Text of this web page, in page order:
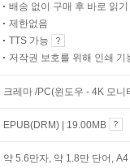
배송 없이 구매 후 바로 읽기
제한없음
TTS 가능
저작권 보호를 위해 인쇄 기
크레마 /PC(윈도우 - 4K 모
EPUB(DRM) | 19.00MB
약 5.6만자, 약 1.8만 단어,